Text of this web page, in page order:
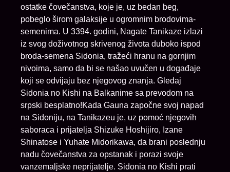
ostatke čovečanstva, koje je, uz bedan beg,
pobeglo širom galaksije u ogromnim brodovima-
semenima. U 3394. godini, Nagate Tanikaze izlazi
iz svog doživotnog skrivenog života duboko ispod
broda-semena Sidonia, tražeći hranu na gornjim
nivoima, samo da bi se našao uvučen u događaje
koji se odvijaju bez njegovog znanja. Gledaj
Sidonia no Kishi na Balkanime sa prevodom na
srpski besplatno!Kada Gauna započne svoj napad
na Sidoniju, na Tanikazeu je, uz pomoć njegovih
saboraca i prijatelja Shizuke Hoshijiro, Izane
Shinatose i Yuhate Midorikawa, da brani poslednju
nadu čovečanstva za opstanak i porazi svoje
vanzemaljske neprijatelje. Sidonia no Kishi prati